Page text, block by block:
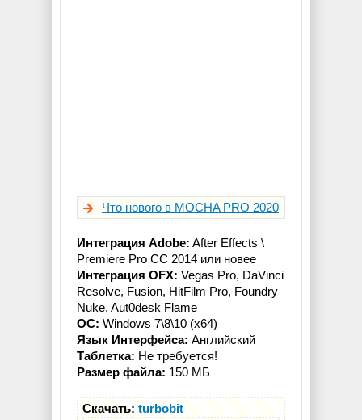
Что нового в MOCHA PRO 2020
Интеграция Adobe: After Effects \
Premiere Pro CC 2014 или новее
Интеграция OFX: Vegas Pro, DaVinci
Resolve, Fusion, HitFilm Pro, Foundry
Nuke, Aut0desk Flame
OC: Windows 7\8\10 (x64)
Язык Интерфейса: Английский
Таблетка: Не требуется!
Размер файла: 150 МБ
Скачать:turbobit